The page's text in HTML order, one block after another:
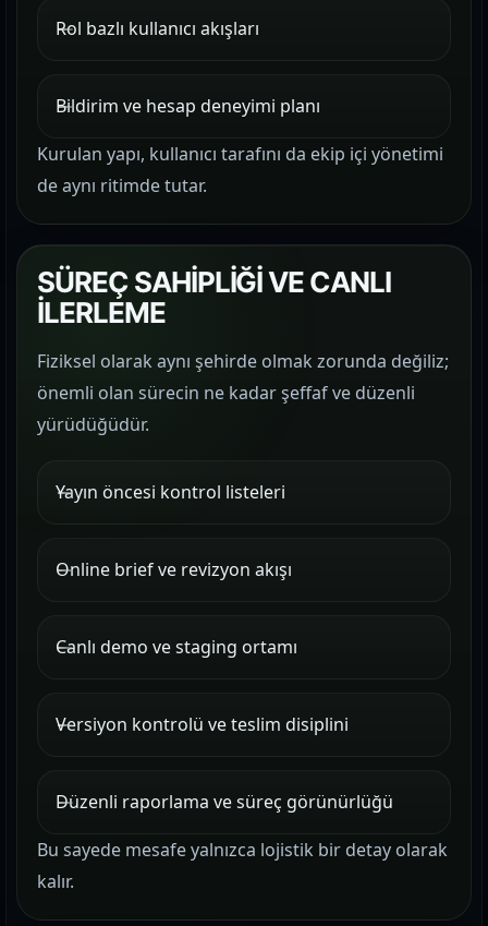
Rol bazlı kullanıcı akışları
Bildirim ve hesap deneyimi planı
Kurulan yapı, kullanıcı tarafını da ekip içi yönetimi
de aynı ritimde tutar.
SÜREÇ SAHİPLİĞİ VE CANLI
İLERLEME
Fiziksel olarak aynı şehirde olmak zorunda değiliz;
önemli olan sürecin ne kadar şeffaf ve düzenli
yürüdüğüdür.
Yayın öncesi kontrol listeleri
Online brief ve revizyon akışı
Canlı demo ve staging ortamı
Versiyon kontrolü ve teslim disiplini
Düzenli raporlama ve süreç görünürlüğü
Bu sayede mesafe yalnızca lojistik bir detay olarak
kalır.